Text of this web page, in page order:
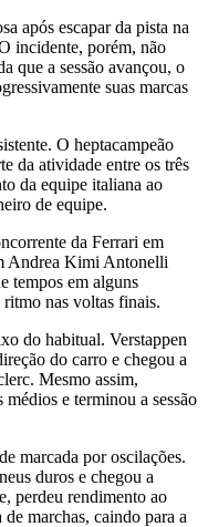
após escapar da pista na
incidente, porém, não
que a sessão avançou, o
suas marcas
O heptacampeão
da atividade entre os três
da equipe italiana ao
de equipe.
da Ferrari em
Andrea Kimi Antonelli
tempos em alguns
nas voltas finais.
do habitual. Verstappen
do carro e chegou a
Mesmo assim,
e terminou a sessão
marcada por oscilações.
duros e chegou a
perdeu rendimento ao
marchas, caindo para a